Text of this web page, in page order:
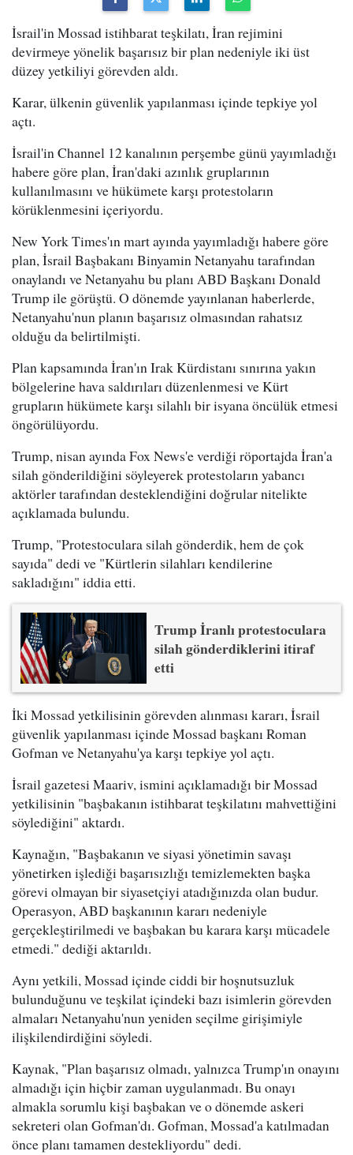
İsrail'in Mossad istihbarat teşkilatı, İran rejimini
devirmeye yönelik başarısız bir plan nedeniyle iki üst
düzey yetkiliyi görevden aldı.
Karar, ülkenin güvenlik yapılanması içinde tepkiye yol
açtı.
İsrail'in Channel 12 kanalının perşembe günü yayımladığı
habere göre plan, İran'daki azınlık gruplarının
kullanılmasını ve hükümete karşı protestoların
körüklenmesini içeriyordu.
New York Times'ın mart ayında yayımladığı habere göre
plan, İsrail Başbakanı Binyamin Netanyahu tarafından
onaylandı ve Netanyahu bu planı ABD Başkanı Donald
Trump ile görüştü. O dönemde yayınlanan haberlerde,
Netanyahu'nun planın başarısız olmasından rahatsız
olduğu da belirtilmişti.
Plan kapsamında İran'ın Irak Kürdistanı sınırına yakın
bölgelerine hava saldırıları düzenlenmesi ve Kürt
grupların hükümete karşı silahlı bir isyana öncülük etmesi
öngörülüyordu.
Trump, nisan ayında Fox News'e verdiği röportajda İran'a
silah gönderildiğini söyleyerek protestoların yabancı
aktörler tarafından desteklendiğini doğrular nitelikte
açıklamada bulundu.
Trump, "Protestoculara silah gönderdik, hem de çok
sayıda" dedi ve "Kürtlerin silahları kendilerine
sakladığını" iddia etti.
Trump İranlı protestoculara
silah gönderdiklerini itiraf
etti
İki Mossad yetkilisinin görevden alınması kararı, İsrail
güvenlik yapılanması içinde Mossad başkanı Roman
Gofman ve Netanyahu'ya karşı tepkiye yol açtı.
İsrail gazetesi Maariv, ismini açıklamadığı bir Mossad
yetkilisinin "başbakanın istihbarat teşkilatını mahvettiğini
söylediğini" aktardı.
Kaynağın, "Başbakanın ve siyasi yönetimin savaşı
yönetirken işlediği başarısızlığı temizlemekten başka
görevi olmayan bir siyasetçiyi atadığınızda olan budur.
Operasyon, ABD başkanının kararı nedeniyle
gerçekleştirilmedi ve başbakan bu karara karşı mücadele
etmedi." dediği aktarıldı.
Aynı yetkili, Mossad içinde ciddi bir hoşnutsuzluk
bulunduğunu ve teşkilat içindeki bazı isimlerin görevden
almaları Netanyahu'nun yeniden seçilme girişimiyle
ilişkilendirdiğini söyledi.
Kaynak, "Plan başarısız olmadı, yalnızca Trump'ın onayını
almadığı için hiçbir zaman uygulanmadı. Bu onayı
almakla sorumlu kişi başbakan ve o dönemde askeri
sekreteri olan Gofman'dı. Gofman, Mossad'a katılmadan
önce planı tamamen destekliyordu" dedi.